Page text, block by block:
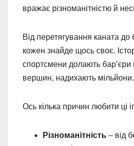
вражає різноманітністю й
Від перетягування каната до
кожен знайде щось своє.
спортсмени долають бар’єри
вершин, надихають мільйони.
Ось кілька причин любити ці
Різноманітність – від